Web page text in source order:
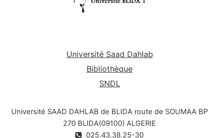
Université Saad Dahlab
Bibliothèque
SNDL
Université SAAD DAHLAB de BLIDA route de SOUMAA BP
270 BLIDA(09100) ALGERIE
025.43.38.25-30